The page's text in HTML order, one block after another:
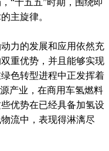
“十五五”时期，围绕即
主旋律。
力的发展和应用依然充
重优势，并且能够实现
色转型进程中正发挥着
产业，在商用车氢燃料
优势在已经具备加氢设
流中，表现得淋漓尽